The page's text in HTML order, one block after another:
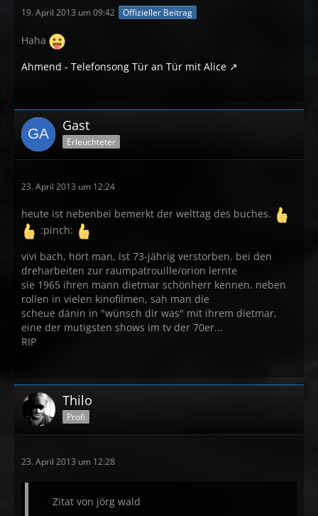
19. April 2013 um 09:42 Offizieller Beitrag
Haha
Ahmend - Telefonsong Tür an Tür mit Alice
Gast
Erleuchteter
23. April 2013 um 12:24
heute ist nebenbei bemerkt der welttag des buches.
:pinch:
vivi bach, hört man, ist 73-jährig verstorben. bei den
dreharbeiten zur raumpatrouille/orion lernte
sie 1965 ihren mann dietmar schönherr kennen. neben
rollen in vielen kinofilmen, sah man die
scheue dänin in "wünsch dir was" mit ihrem dietmar,
eine der mutigsten shows im tv der 70er...
RIP
Thilo
Profi
23. April 2013 um 12:28
Zitat von jörg wald